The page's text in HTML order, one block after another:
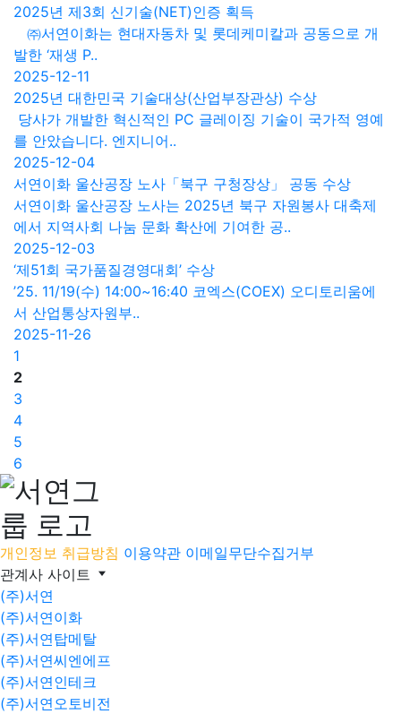
2025년 제3회 신기술(NET)인증 획득
㈜서연이화는 현대자동차 및 롯데케미칼과 공동으로 개
발한 ‘재생 P..
2025-12-11
2025년 대한민국 기술대상(산업부장관상) 수상
당사가 개발한 혁신적인 PC 글레이징 기술이 국가적 영예
를 안았습니다. 엔지니어..
2025-12-04
서연이화 울산공장 노사「북구 구청장상」 공동 수상
서연이화 울산공장 노사는 2025년 북구 자원봉사 대축제
에서 지역사회 나눔 문화 확산에 기여한 공..
2025-12-03
‘제51회 국가품질경영대회’ 수상
’25. 11/19(수) 14:00~16:40 코엑스(COEX) 오디토리움에
서 산업통상자원부..
2025-11-26
1
2
3
4
5
6
개인정보 취급방침 이용약관 이메일무단수집거부
관계사 사이트
(주)서연
(주)서연이화
(주)서연탑메탈
(주)서연씨엔에프
(주)서연인테크
(주)서연오토비전